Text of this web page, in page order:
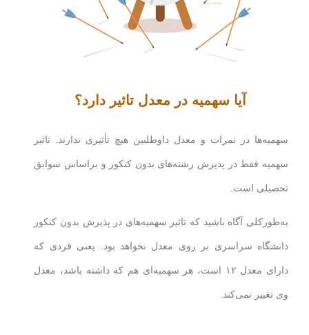
آیا سهمیه در معدل تاثیر دارد؟
سهمیه‌ها در نمرات و معدل داوطلبین هیچ تأثیری ندارند. تاثیر
سهمیه فقط در پذیرش رشته‌های بدون کنکور و براساس سوابق
تحصیلی است.
به‌طورکلی آگاه باشید که تاثیر سهمیه‌های در پذیرش بدون کنکور
دانشگاه سراسری بر روی معدل نخواهد بود. یعنی فردی که
دارای معدل ۱۲ است، هر سهمیه‌ای هم که داشته باشد، معدل
وی تغییر نمی‌کند.